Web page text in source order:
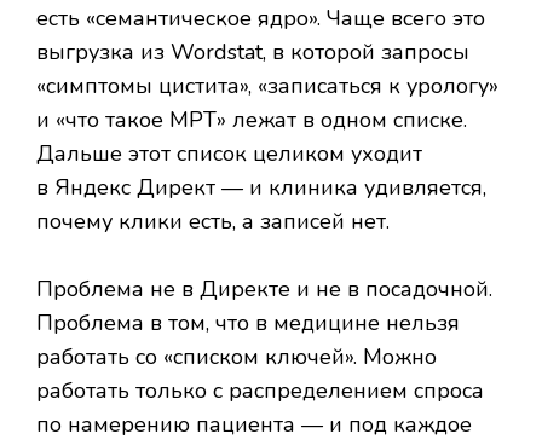
есть «семантическое ядро». Чаще всего это
выгрузка из Wordstat, в которой запросы
«симптомы цистита», «записаться к урологу»
и «что такое МРТ» лежат в одном списке.
Дальше этот список целиком уходит
в Яндекс Директ — и клиника удивляется,
почему клики есть, а записей нет.
Проблема не в Директе и не в посадочной.
Проблема в том, что в медицине нельзя
работать со «списком ключей». Можно
работать только с распределением спроса
по намерению пациента — и под каждое